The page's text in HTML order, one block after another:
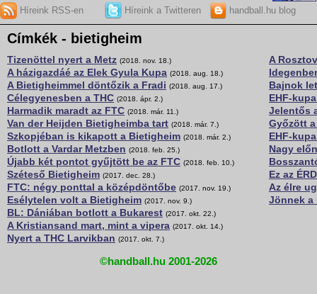
Híreink RSS-en Híreink a Twitteren handball.hu blog
Címkék - bietigheim
Tizenöttel nyert a Metz (2018. nov. 18.)
A házigazdáé az Elek Gyula Kupa (2018. aug. 18.)
A Bietigheimmel döntőzik a Fradi (2018. aug. 17.)
Célegyenesben a THC (2018. ápr. 2.)
Harmadik maradt az FTC (2018. már. 11.)
Van der Heijden Bietigheimba tart (2018. már. 7.)
Szkopjéban is kikapott a Bietigheim (2018. már. 2.)
Botlott a Vardar Metzben (2018. feb. 25.)
Újabb két pontot gyűjtött be az FTC (2018. feb. 10.)
Széteső Bietigheim (2017. dec. 28.)
FTC: négy ponttal a középdöntőbe (2017. nov. 19.)
Esélytelen volt a Bietigheim (2017. nov. 9.)
BL: Dániában botlott a Bukarest (2017. okt. 22.)
A Kristiansand mart, mint a vipera (2017. okt. 14.)
Nyert a THC Larvikban (2017. okt. 7.)
A
Bajnok
EHF-
Jelentős
Győzött
EHF-
Nagy
Ez az
Az élre
Jönnek a
©handball.hu 2001-2026